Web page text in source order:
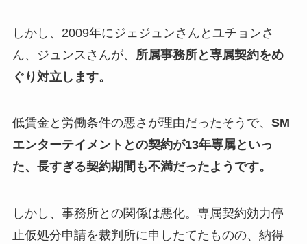
しかし、2009年にジェジュンさんとユチョンさ
ん、ジュンスさんが、
所属事務所と専属契約をめ
ぐり対立します。
低賃金と労働条件の悪さが理由だったそうで、 SM
エンターテイメントとの契約が13年専属といっ
た、長すぎる契約期間も不満だったようです。
しかし、事務所との関係は悪化。専属契約効力停
止仮処分申請を裁判所に申したてたものの、納得